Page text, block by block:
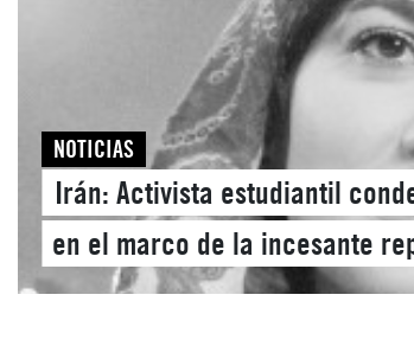
NOTICIAS
Irán: Activista estudiantil
en el marco de la incesante